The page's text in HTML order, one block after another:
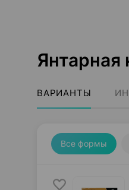
Янтарная
ВАРИАНТЫ
Все формы